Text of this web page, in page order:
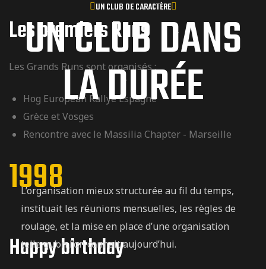
Les premiers Runs
Les Grands Runs sont organisés :
Hog European Rallye Espagne
Grèce et Vosges
Rencontre avec le Massilia Chapter - Marseille
1998
Happy birthday
UN CLUB DE CARACTÈRE
UN CLUB DANS
LA DURÉE
L’organisation mieux structurée au fil du temps,
instituait les réunions mensuelles, les règles de
roulage, et la mise en place d’une organisation
telle qu’on l’on connait aujourd’hui.